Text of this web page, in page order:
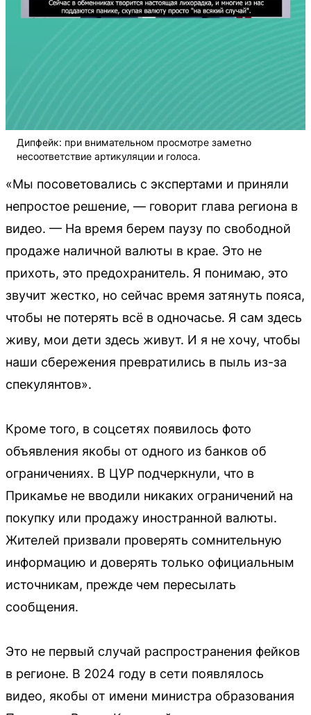
Дипфейк: при внимательном просмотре заметно
несоответствие артикуляции и голоса.
«Мы посоветовались с экспертами и приняли
непростое решение, — говорит глава региона в
видео. — На время берем паузу по свободной
продаже наличной валюты в крае. Это не
прихоть, это предохранитель. Я понимаю, это
звучит жестко, но сейчас время затянуть пояса,
чтобы не потерять всё в одночасье. Я сам здесь
живу, мои дети здесь живут. И я не хочу, чтобы
наши сбережения превратились в пыль из-за
спекулянтов».
Кроме того, в соцсетях появилось фото
объявления якобы от одного из банков об
ограничениях. В ЦУР подчеркнули, что в
Прикамье не вводили никаких ограничений на
покупку или продажу иностранной валюты.
Жителей призвали проверять сомнительную
информацию и доверять только официальным
источникам, прежде чем пересылать
сообщения.
Это не первый случай распространения фейков
в регионе. В 2024 году в сети появлялось
видео, якобы от имени министра образования